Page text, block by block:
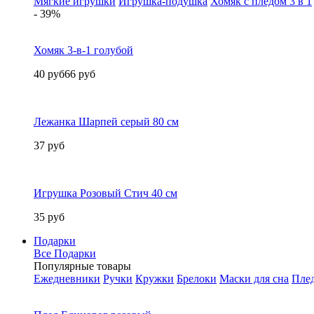
- 39%
Хомяк 3-в-1 голубой
40 руб66 руб
Лежанка Шарпей серый 80 см
37 руб
Игрушка Розовый Стич 40 см
35 руб
Подарки
Все Подарки
Популярные товары
Ежедневники Ручки Кружки Брелоки Маски для сна